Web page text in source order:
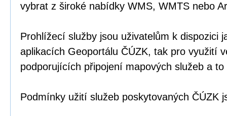
vybrat z široké nabídky WMS, WMTS nebo
Prohlížecí služby jsou uživatelům k dispozici
aplikacích Geoportálu ČÚZK, tak pro využití
podporujících připojení mapových služeb a
Podmínky užití služeb poskytovaných ČÚZK